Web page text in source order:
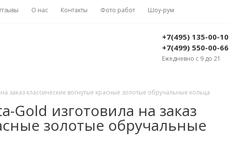
О нас Контакты Фото работ Шоу-рум
+7(495) 135-00-10
+7(499) 550-00-66
Ежедневно с 9 до 21
заказ классические вогнутые красные золотые обручальные кольца
Gold изготовила на заказ
золотые обручальные